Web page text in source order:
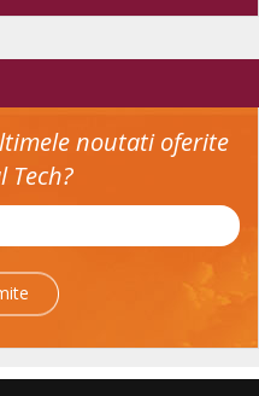
noutati oferite
Tech?